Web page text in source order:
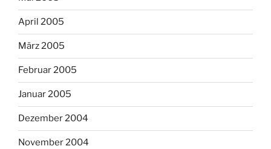
April 2005
März 2005
Februar 2005
Januar 2005
Dezember 2004
November 2004